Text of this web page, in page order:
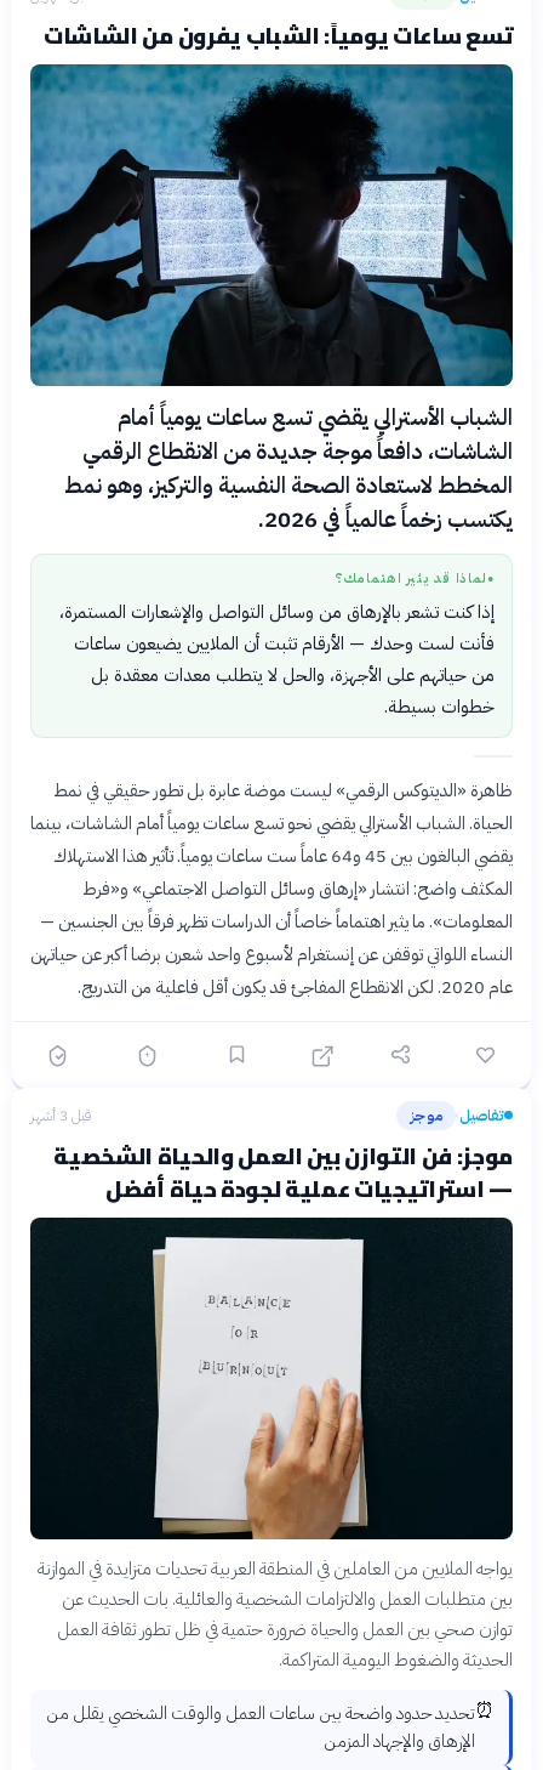
تسع ساعات يومياً: الشباب يفرون من الشاشات
الشباب الأسترالي يقضي تسع ساعات يومياً أمام
الشاشات، دافعاً موجة جديدة من الانقطاع الرقمي
المخطط لاستعادة الصحة النفسية والتركيز، وهو نمط
يكتسب زخماً عالمياً في 2026.
● لماذا قد يثير اهتمامك؟
إذا كنت تشعر بالإرهاق من وسائل التواصل والإشعارات المستمرة،
فأنت لست وحدك — الأرقام تثبت أن الملايين يضيعون ساعات
من حياتهم على الأجهزة، والحل لا يتطلب معدات معقدة بل
خطوات بسيطة.
ظاهرة «الديتوكس الرقمي» ليست موضة عابرة بل تطور حقيقي في نمط
الحياة. الشباب الأسترالي يقضي نحو تسع ساعات يومياً أمام الشاشات، بينما
يقضي البالغون بين 45 و64 عاماً ست ساعات يومياً. تأثير هذا الاستهلاك
المكثف واضح: انتشار «إرهاق وسائل التواصل الاجتماعي» و«فرط
المعلومات». ما يثير اهتماماً خاصاً أن الدراسات تظهر فرقاً بين الجنسين —
النساء اللواتي توقفن عن إنستغرام لأسبوع واحد شعرن برضا أكبر عن حياتهن
عام 2020. لكن الانقطاع المفاجئ قد يكون أقل فاعلية من التدريج.
تفاصيل› موجز قبل 3 أشهر
موجز: فن التوازن بين العمل والحياة الشخصية
— استراتيجيات عملية لجودة حياة أفضل
يواجه الملايين من العاملين في المنطقة العربية تحديات متزايدة في الموازنة
بين متطلبات العمل والالتزامات الشخصية والعائلية. بات الحديث عن
توازن صحي بين العمل والحياة ضرورة حتمية في ظل تطور ثقافة العمل
الحديثة والضغوط اليومية المتراكمة.
⏰تحديد حدود واضحة بين ساعات العمل والوقت الشخصي يقلل من
الإرهاق والإجهاد المزمن